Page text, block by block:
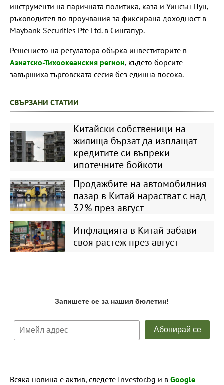
инструменти на паричната политика, каза и Уинсън Пун,
ръководител по проучвания за фиксирана доходност в
Maybank Securities Pte Ltd. в Сингапур.
Решението на регулатора обърка инвеститорите в
Азиатско-Тихоокеанския регион, където борсите
завършиха търговската сесия без единна посока.
СВЪРЗАНИ СТАТИИ
Китайски собственици на
жилища бързат да изплащат
кредитите си въпреки
ипотечните бойкоти
Продажбите на автомобилния
пазар в Китай нарастват с над
32% през август
Инфлацията в Китай забави
своя растеж през август
Всяка новина е актив, следете Investor.bg и в Google